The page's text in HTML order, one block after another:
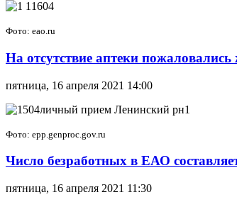
Фото: eao.ru
На отсутствие аптеки
пятница, 16 апреля 2021 14:00
Фото: epp.genproc.gov.ru
Число безработных в ЕАО
пятница, 16 апреля 2021 11:30